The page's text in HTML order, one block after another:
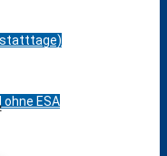
ESA